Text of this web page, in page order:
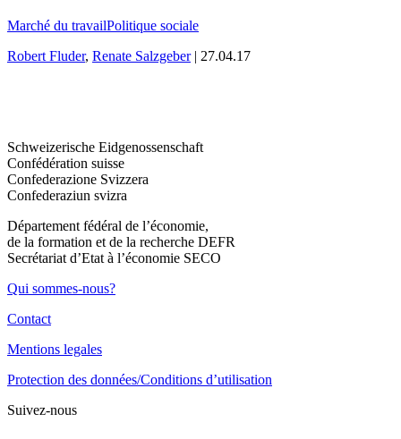
Marché du travailPolitique sociale
Robert Fluder, Renate Salzgeber| 27.04.17
Schweizerische Eidgenossenschaft
Confédération suisse
Confederazione Svizzera
Confederaziun svizra
Département fédéral de l’économie,
de la formation et de la recherche DEFR
Secrétariat d’Etat à l’économie SECO
Qui sommes-nous?
Contact
Mentions legales
Protection des données/Conditions d’utilisation
Suivez-nous